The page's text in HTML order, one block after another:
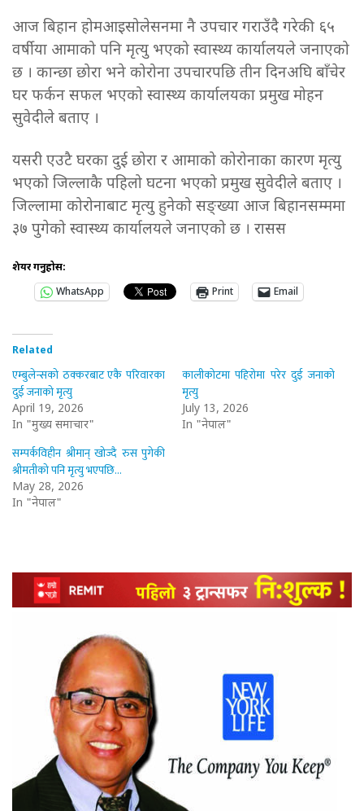
आज बिहान होमआइसोलेसनमा नै उपचार गराउँदै गरेकी ६५
वर्षीया आमाको पनि मृत्यु भएको स्वास्थ्य कार्यालयले जनाएको
छ । कान्छा छोरा भने कोरोना उपचारपछि तीन दिनअघि बाँचेर
घर फर्कन सफल भएको स्वास्थ्य कार्यालयका प्रमुख मोहन
सुवेदीले बताए ।
यसरी एउटै घरका दुई छोरा र आमाको कोरोनाका कारण मृत्यु
भएको जिल्लाकै पहिलो घटना भएको प्रमुख सुवेदीले बताए ।
जिल्लामा कोरोनाबाट मृत्यु हुनेको सङ्ख्या आज बिहानसम्ममा
३७ पुगेको स्वास्थ्य कार्यालयले जनाएको छ । रासस
शेयर गर्नुहोस:
WhatsApp
Print Email
Related
एम्बुलेन्सको ठक्करबाट एकै परिवारका
दुई जनाको मृत्यु
April 19, 2026
In "मुख्य समाचार"
कालीकोटमा पहिरोमा परेर दुई जनाको
मृत्यु
July 13, 2026
In "नेपाल"
सम्पर्कविहीन श्रीमान् खोज्दै रुस पुगेकी
श्रीमतीको पनि मृत्यु भएपछि…
May 28, 2026
In "नेपाल"